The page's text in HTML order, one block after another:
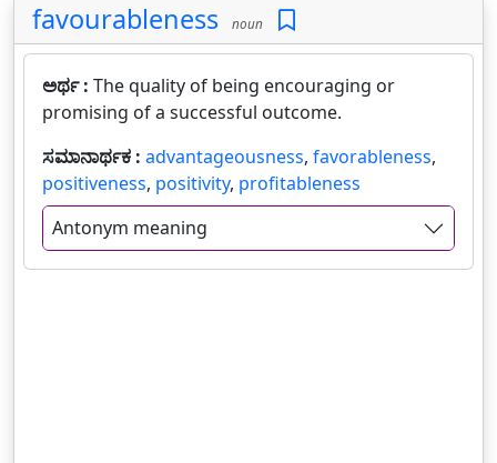
favourableness noun
ಅರ್ಥ : The quality of being encouraging or
promising of a successful outcome.
ಸಮಾನಾರ್ಥಕ : advantageousness, favorableness,
positiveness, positivity, profitableness
Antonym meaning